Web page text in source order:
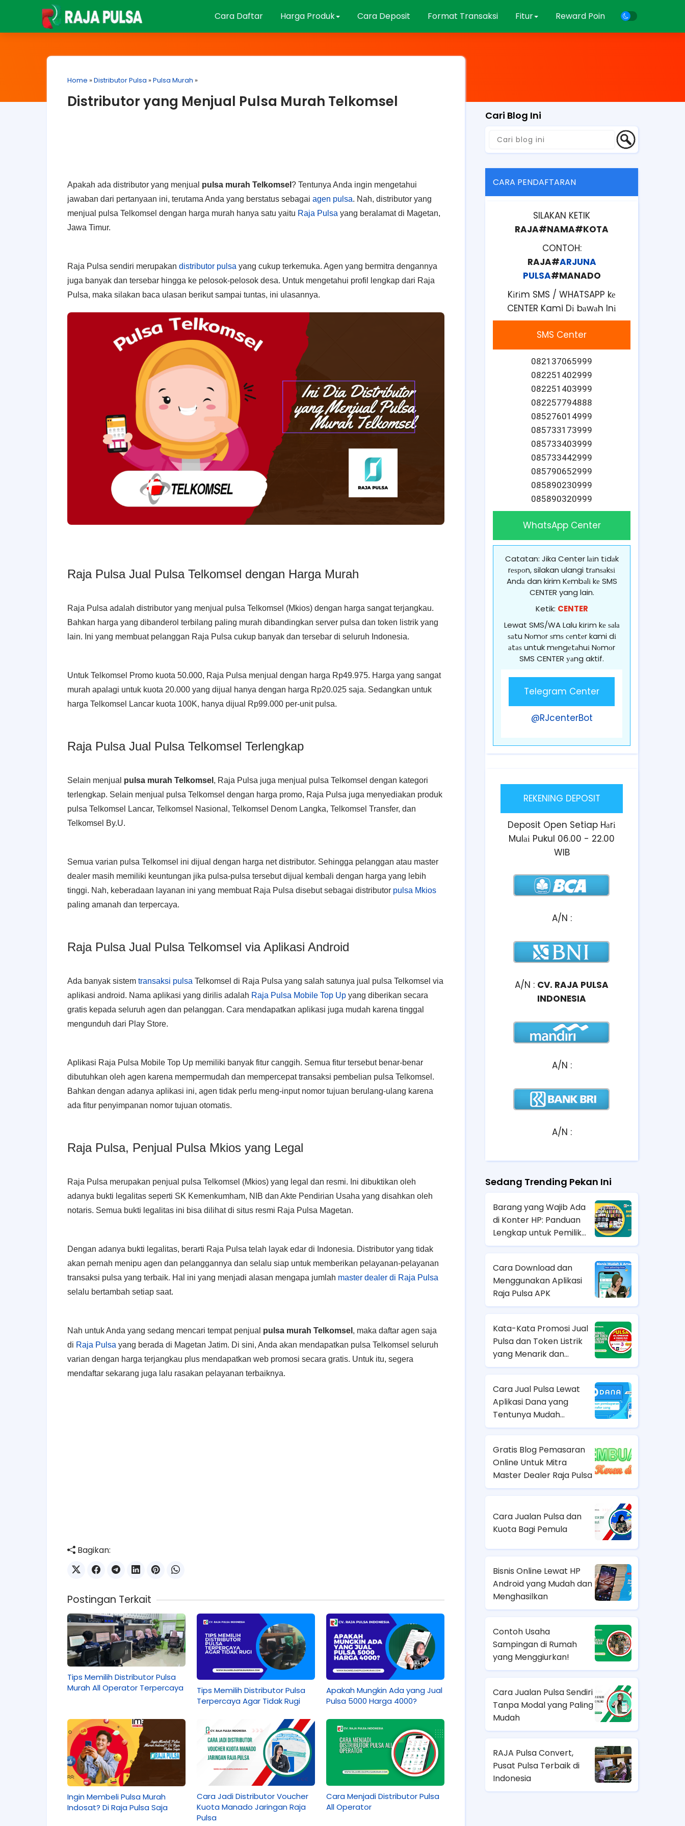
Cara Daftar Harga Produk Cara Deposit Format Transaksi Fitur Reward Poin
Home »Distributor Pulsa »Pulsa Murah »
Distributor yang Menjual Pulsa Murah Telkomsel
Apakah ada distributor yang menjual pulsa murah Telkomsel ? Tentunya Anda ingin mengetahui
jawaban dari pertanyaan ini, terutama Anda yang berstatus sebagai agen pulsa. Nah, distributor yang
menjual pulsa Telkomsel dengan harga murah hanya satu yaitu Raja Pulsa yang beralamat di Magetan,
Jawa Timur.
Raja Pulsa sendiri merupakan distributor pulsa yang cukup terkemuka. Agen yang bermitra dengannya
juga banyak dan tersebar hingga ke pelosok-pelosok desa. Untuk mengetahui profil lengkap dari Raja
Pulsa, maka silakan baca ulasan berikut sampai tuntas, ini ulasannya.
Raja Pulsa Jual Pulsa Telkomsel dengan Harga Murah
Raja Pulsa adalah distributor yang menjual pulsa Telkomsel (Mkios) dengan harga sangat terjangkau.
Bahkan harga yang dibanderol terbilang paling murah dibandingkan server pulsa dan token listrik yang
lain. Ini yang membuat pelanggan Raja Pulsa cukup banyak dan tersebar di seluruh Indonesia.
Untuk Telkomsel Promo kuota 50.000, Raja Pulsa menjual dengan harga Rp49.975. Harga yang sangat
murah apalagi untuk kuota 20.000 yang dijual hanya dengan harga Rp20.025 saja. Sedangkan untuk
harga Telkomsel Lancar kuota 100K, hanya dijual Rp99.000 per-unit pulsa.
Raja Pulsa Jual Pulsa Telkomsel Terlengkap
Selain menjual pulsa murah Telkomsel , Raja Pulsa juga menjual pulsa Telkomsel dengan kategori
terlengkap. Selain menjual pulsa Telkomsel dengan harga promo, Raja Pulsa juga menyediakan produk
pulsa Telkomsel Lancar, Telkomsel Nasional, Telkomsel Denom Langka, Telkomsel Transfer, dan
Telkomsel By.U.
Semua varian pulsa Telkomsel ini dijual dengan harga net distributor. Sehingga pelanggan atau master
dealer masih memiliki keuntungan jika pulsa-pulsa tersebut dijual kembali dengan harga yang lebih
tinggi. Nah, keberadaan layanan ini yang membuat Raja Pulsa disebut sebagai distributor pulsa Mkios
paling amanah dan terpercaya.
Raja Pulsa Jual Pulsa Telkomsel via Aplikasi Android
Ada banyak sistem transaksi pulsa Telkomsel di Raja Pulsa yang salah satunya jual pulsa Telkomsel via
aplikasi android. Nama aplikasi yang dirilis adalah Raja Pulsa Mobile Top Up yang diberikan secara
gratis kepada seluruh agen dan pelanggan. Cara mendapatkan aplikasi juga mudah karena tinggal
mengunduh dari Play Store.
Aplikasi Raja Pulsa Mobile Top Up memiliki banyak fitur canggih. Semua fitur tersebut benar-benar
dibutuhkan oleh agen karena mempermudah dan mempercepat transaksi pembelian pulsa Telkomsel.
Bahkan dengan adanya aplikasi ini, agen tidak perlu meng-input nomor tujuan berulang-ulang karena
ada fitur penyimpanan nomor tujuan otomatis.
Raja Pulsa, Penjual Pulsa Mkios yang Legal
Raja Pulsa merupakan penjual pulsa Telkomsel (Mkios) yang legal dan resmi. Ini dibuktikan oleh
adanya bukti legalitas seperti SK Kemenkumham, NIB dan Akte Pendirian Usaha yang disahkan oleh
notaris. Semua bukti legalitas ini bisa dilihat di situs resmi Raja Pulsa Magetan.
Dengan adanya bukti legalitas, berarti Raja Pulsa telah layak edar di Indonesia. Distributor yang tidak
akan pernah menipu agen dan pelanggannya dan selalu siap untuk memberikan pelayanan-pelayanan
transaksi pulsa yang terbaik. Hal ini yang menjadi alasan mengapa jumlah master dealer di Raja Pulsa
selalu bertambah setiap saat.
Nah untuk Anda yang sedang mencari tempat penjual pulsa murah Telkomsel , maka daftar agen saja
di Raja Pulsa yang berada di Magetan Jatim. Di sini, Anda akan mendapatkan pulsa Telkomsel seluruh
varian dengan harga terjangkau plus mendapatkan web promosi secara gratis. Untuk itu, segera
mendaftar sekarang juga lalu rasakan pelayanan terbaiknya.
Bagikan:
Postingan Terkait
Tips Memilih Distributor Pulsa
Murah All Operator Terpercaya
Tips Memilih Distributor Pulsa
Terpercaya Agar Tidak Rugi
Apakah Mungkin Ada yang Jual
Pulsa 5000 Harga 4000?
Ingin Membeli Pulsa Murah
Indosat? Di Raja Pulsa Saja
Cara Jadi Distributor Voucher
Kuota Manado Jaringan Raja
Pulsa
Cara Menjadi Distributor Pulsa
All Operator
Cari Blog Ini
CARA PENDAFTARAN
SILAKAN KETIK
RAJA#NAMA#KOTA
CONTOH:
RAJA#ARJUNA
PULSA#MANADO
Kіrіm SMS / WHATSAPP kе
CENTER Kami Dі bаwаh Inі
SMS Center
082137065999
082251402999
082251403999
082257794888
085276014999
085733173999
085733403999
085733442999
085790652999
085890230999
085890320999
WhatsApp Center
Catatan: Jika Center lаіn tіdаk
rеѕроn, silakan ulangi trаnѕаkѕі
Andа dan kirim Kеmbаlі kе SMS
CENTER yang lain.
Ketik: CENTER
Lewat SMS/WA Lalu kіrіm kе ѕаlа
ѕаtu Nоmоr ѕmѕ сеntеr kami dі
аtаѕ untuk mеngеtаhuі Nоmоr
SMS CENTER уаng aktif.
Telegram Center
@RJcenterBot
REKENING DEPOSIT
Deposit Open Setiap Hаrі
Mulаі Pukul 06.00 - 22.00
WIB
A/N :
A/N : CV. RAJA PULSA
INDONESIA
A/N :
A/N :
Sedang Trending Pekan Ini
Barang yang Wajib Ada
di Konter HP: Panduan
Lengkap untuk Pemilik
Bisnis Konter
Cara Download dan
Menggunakan Aplikasi
Raja Pulsa APK
Kata-Kata Promosi Jual
Pulsa dan Token Listrik
yang Menarik dan
Meningkatkan Penjualan
Cara Jual Pulsa Lewat
Aplikasi Dana yang
Tentunya Mudah
Dilakukan
Gratis Blog Pemasaran
Online Untuk Mitra
Master Dealer Raja Pulsa
Cara Jualan Pulsa dan
Kuota Bagi Pemula
Bisnis Online Lewat HP
Android yang Mudah dan
Menghasilkan
Contoh Usaha
Sampingan di Rumah
yang Menggiurkan!
Cara Jualan Pulsa Sendiri
Tanpa Modal yang Paling
Mudah
RAJA Pulsa Convert,
Pusat Pulsa Terbaik di
Indonesia